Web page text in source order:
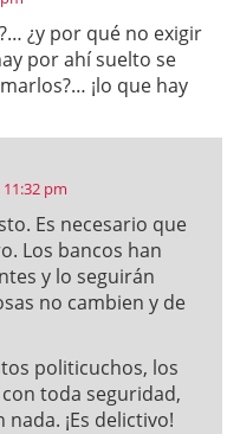
¿y por qué no exigir
por ahí suelto se
¡lo que hay
pm
Es necesario que
Los bancos han
y lo seguirán
no cambien y de
politicuchos, los
toda seguridad,
¡Es delictivo!